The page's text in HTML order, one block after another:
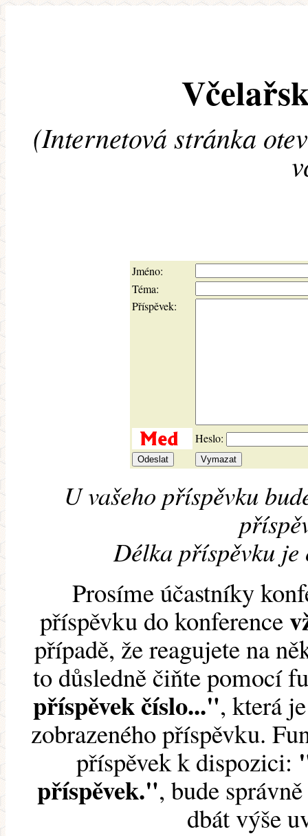
(Internetová stránka
Jméno:
Téma:
Příspěvek:
Heslo:
U vašeho příspěvku
Délka příspěvku je
Prosíme účastníky
příspěvku do konference
případě, že reagujete na
to důsledně čiňte pomocí
příspěvek číslo...", která
zobrazeného příspěvku.
příspěvek k dispozici:
příspěvek.", bude
dbát výše